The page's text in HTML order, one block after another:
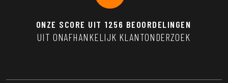
ONZE SCORE UIT 1256 BEOORDELINGEN
UIT ONAFHANKELIJK KLANTONDERZOEK